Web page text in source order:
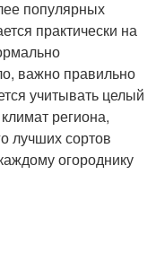
популярных
практически на
важно правильно
учитывать целый
региона,
лучших сортов
огороднику